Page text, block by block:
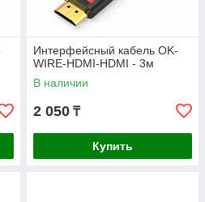
Интерфейсный кабель OK-
WIRE-HDMI-HDMI - 3м
В наличии
2 050 ₸
Купить